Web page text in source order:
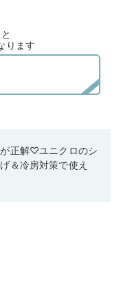
ります
正解♡ユニクロのシ
＆冷房対策で使え